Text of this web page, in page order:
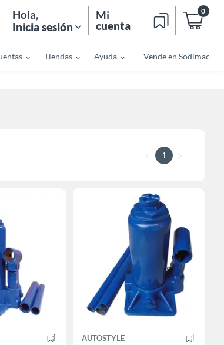
Hola,
Inicia sesión
Mi
cuenta
0
Tiendas Ayuda Vende en Sodimac
1
AUTOSTYLE